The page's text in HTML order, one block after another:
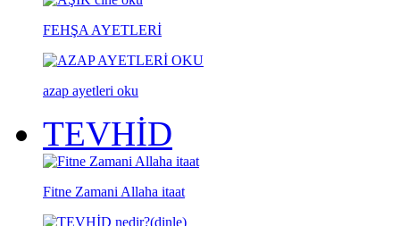
FEHŞA AYETLERİ
azap ayetleri oku
TEVHİD
Fitne Zamani Allaha itaat